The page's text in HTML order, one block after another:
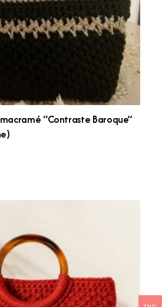
“Contraste Baroque”